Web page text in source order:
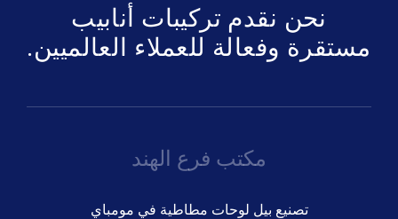
نحن نقدم تركيبات أنابيب
مستقرة وفعالة للعملاء العالميين.
مكتب فرع الهند
تصنيع بيل لوحات مطاطية في مومباي